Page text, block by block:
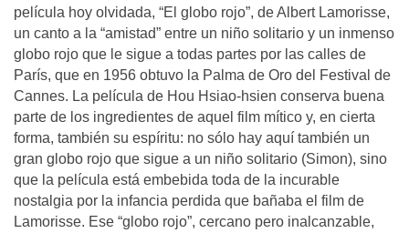
película hoy olvidada, “El globo rojo”, de Albert Lamorisse,
un canto a la “amistad” entre un niño solitario y un inmenso
globo rojo que le sigue a todas partes por las calles de
París, que en 1956 obtuvo la Palma de Oro del Festival de
Cannes. La película de Hou Hsiao-hsien conserva buena
parte de los ingredientes de aquel film mítico y, en cierta
forma, también su espíritu: no sólo hay aquí también un
gran globo rojo que sigue a un niño solitario (Simon), sino
que la película está embebida toda de la incurable
nostalgia por la infancia perdida que bañaba el film de
Lamorisse. Ese “globo rojo”, cercano pero inalcanzable,